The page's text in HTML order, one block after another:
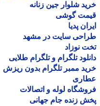
شلوار جین زنانه
گوشی
پدیا
سایت در مشهد
نوزاد
تلگرام و تلگرام طلایی
ممبر تلگرام بدون ریزش
لوله و اتصالات
زنده جام جهانی